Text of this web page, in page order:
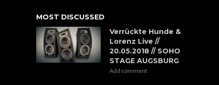
MOST DISCUSSED
Verrückte Hunde &
Lorenz Live //
20.05.2018 // SOHO
STAGE AUGSBURG
Add comment